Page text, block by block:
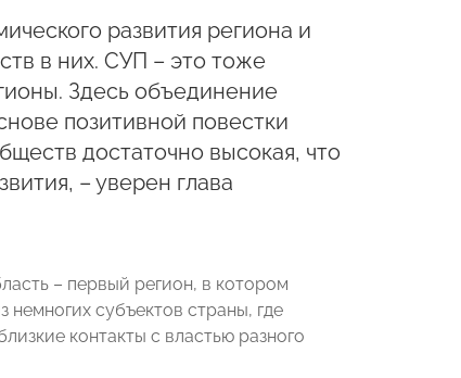
развития региона и
в них. СУП – это тоже
Здесь объединение
позитивной повестки
достаточно высокая, что
– уверен глава
– первый регион, в котором
субъектов страны, где
контакты с властью разного